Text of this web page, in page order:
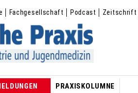
Fachgesellschaft Podcast Zeitschrift
PRAXISKOLUMNE